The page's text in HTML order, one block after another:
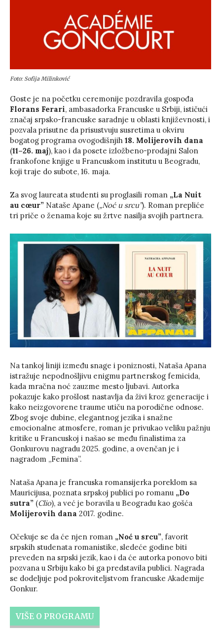
Foto: Sofija Milinković
Goste je na početku ceremonije pozdravila gospođa
Florans Ferari, ambasadorka Francuske u Srbiji, ističući
značaj srpsko-francuske saradnje u oblasti književnosti, i
pozvala prisutne da prisustvuju susretima u okviru
bogatog programa ovogodišnjih 18. Molijerovih dana
(11–26. maj), kao i da posete izložbeno-prodajni Salon
frankofone knjige u Francuskom institutu u Beogradu,
koji traje do subote, 16. maja.
Za svog laureata studenti su proglasili roman „La Nuit
au cœur” Nataše Apane („Noć u srcu”). Roman prepliće
tri priče o ženama koje su žrtve nasilja svojih partnera.
Na tankoj liniji između snage i poniznosti, Nataša Apana
istražuje nepodnošljivu enigmu partnerskog femicida,
kada mračna noć zauzme mesto ljubavi. Autorka
pokazuje kako prošlost nastavlja da živi kroz generacije i
kako neizgovorene traume utiču na porodične odnose.
Zbog svoje dubine, elegantnog jezika i snažne
emocionalne atmosfere, roman je privukao veliku pažnju
kritike u Francuskoj i našao se među finalistima za
Gonkurovu nagradu 2025. godine, a ovenčan je i
nagradom „Femina”.
Nataša Apana je francuska romansijerka poreklom sa
Mauricijusa, poznata srpskoj publici po romanu „Do
sutra” (Clio), a već je boravila u Beogradu kao gošća
Molijerovih dana 2017. godine.
Očekuje se da će njen roman „Noć u srcu”, favorit
srpskih studenata romanistike, sledeće godine biti
preveden na srpski jezik, kao i da će autorka ponovo biti
pozvana u Srbiju kako bi ga predstavila publici. Nagrada
se dodeljuje pod pokroviteljstvom francuske Akademije
Gonkur.
VIŠE O PROGRAMU